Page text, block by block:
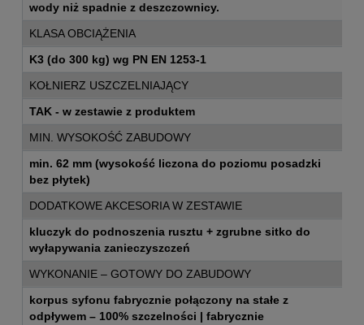
wody niż spadnie z deszczownicy.
KLASA OBCIĄŻENIA
K3 (do 300 kg) wg PN EN 1253-1
KOŁNIERZ USZCZELNIAJĄCY
TAK - w zestawie z produktem
MIN. WYSOKOŚĆ ZABUDOWY
min. 62 mm (wysokość liczona do poziomu posadzki
bez płytek)
DODATKOWE AKCESORIA W ZESTAWIE
kluczyk do podnoszenia rusztu + zgrubne sitko do
wyłapywania zanieczyszczeń
WYKONANIE – GOTOWY DO ZABUDOWY
korpus syfonu fabrycznie połączony na stałe z
odpływem – 100% szczelności | fabrycznie